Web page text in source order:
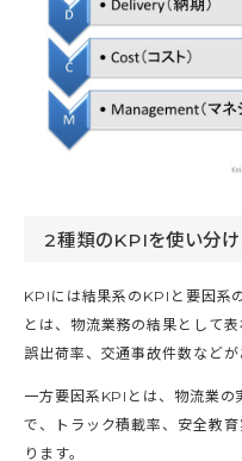
2種類のKPIを使い分け
KPIには結果系のKPIと要因系
とは、物流業務の結果として
誤出荷率、交通事故件数などが
一方要因系KPIとは、物流業
で、トラック積載率、安全教
ります。